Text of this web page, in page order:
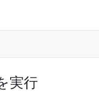
実行